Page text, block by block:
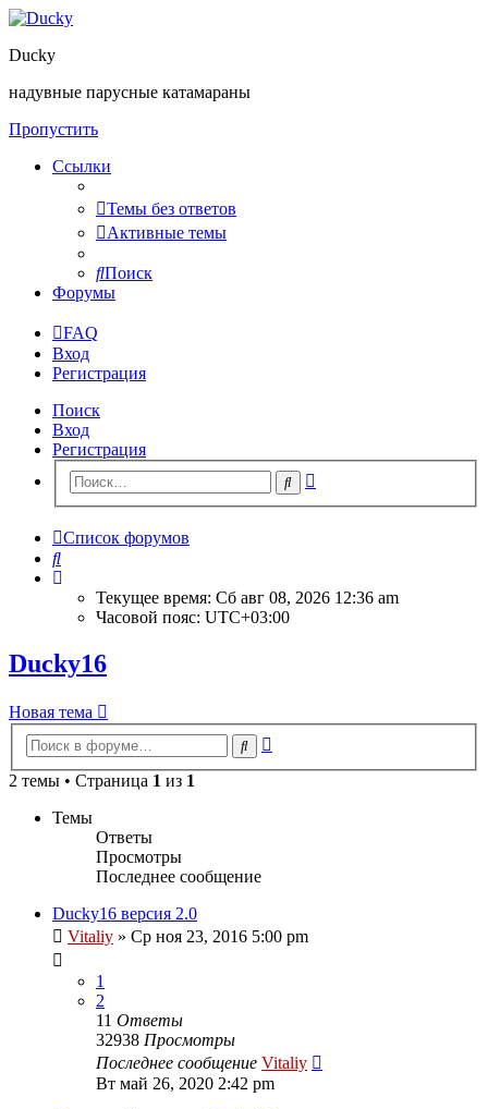
Ducky
надувные парусные катамараны
Пропустить
Ссылки
Темы без ответов
Активные темы
Поиск
Форумы
FAQ
Вход
Регистрация
Поиск
Вход
Регистрация
Поиск
Список форумов
Поиск
Текущее время: Сб авг 08, 2026 12:36 am
Часовой пояс: UTC+03:00
Ducky16
Новая тема
Поиск
2 темы • Страница 1 из 1
Темы
Ответы
Просмотры
Последнее сообщение
Ducky16 версия 2.0
Vitaliy » Ср ноя 23, 2016 5:00 pm
1
2
11 Ответы
32938 Просмотры
Последнее сообщение Vitaliy
Вт май 26, 2020 2:42 pm